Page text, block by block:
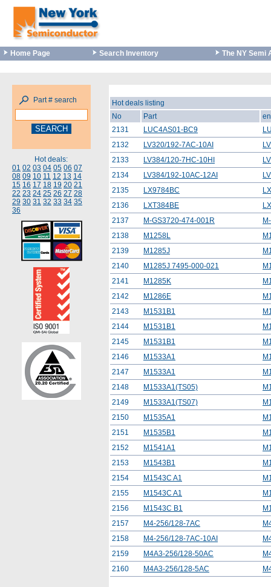
Home Page Search Inventory The NY Semi
Part # search
Hot deals:
01 02 03 04 05 06 07
08 09 10 11 12 13 14
15 16 17 18 19 20 21
22 23 24 25 26 27 28
29 30 31 32 33 34 35
36
Hot deals listing
No
Part
2131
LUC4AS01-BC9
2132
LV320/192-7AC-10AI
2133
LV384/120-7HC-10HI
2134
LV384/192-10AC-12AI
2135
LX9784BC
2136
LXT384BE
2137
M-GS3720-474-001R
2138
M1258L
2139
M1285J
2140
M1285J 7495-000-021
2141
M1285K
2142
M1286E
2143
M1531B1
2144
M1531B1
2145
M1531B1
2146
M1533A1
2147
M1533A1
2148
M1533A1(TS05)
2149
M1533A1(TS07)
2150
M1535A1
2151
M1535B1
2152
M1541A1
2153
M1543B1
2154
M1543C A1
2155
M1543C A1
2156
M1543C B1
2157
M4-256/128-7AC
2158
M4-256/128-7AC-10AI
2159
M4A3-256/128-50AC
2160
M4A3-256/128-5AC